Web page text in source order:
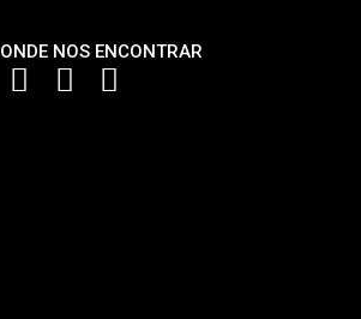
ONDE NOS ENCONTRAR